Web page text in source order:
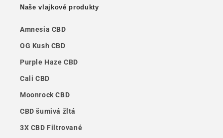
Naše vlajkové produkty
Amnesia CBD
OG Kush CBD
Purple Haze CBD
Cali CBD
Moonrock CBD
CBD šumivá žltá
3X CBD Filtrované